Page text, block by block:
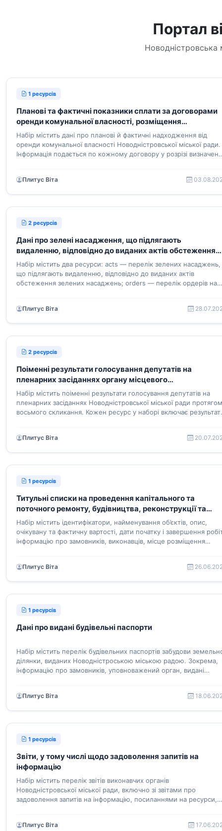
Портал
Новодністровська
1 ресурсів
Планові та фактичні показники сплати за договорами
оренди комунальної власності, розміщення
тимчасових споруд, розміщення рекламних засобів
Новодністровської міської ради
Набір містить дані про планові й фактичні надходження від
оренди комунальної власності Новодністровської міської ради.
Інформація подається по кожному договору у розрізі
Плитус Віта
2 ресурсів
Дані про зелені насадження, що підлягають
видаленню, відповідно до виданих актів обстеження
зелених насаджень Новодністровської міської ради
Набір містить два ресурси: acts — перелік зелених насаджень,
що підлягають видаленню, відповідно до виданих актів
обстеження зелених насаджень; orders — перелік ордерів на
Плитус Віта
2 ресурсів
Поіменні результати голосування депутатів на
пленарних засіданнях органу місцевого
самоврядування – Новодністровської міської ради
Набір містить поіменні результати голосування депутатів на
пленарних засіданнях Новодністровської міської ради протягом
восьмого скликання. Кожен ресурс у наборі включає
Плитус Віта
1 ресурсів
Титульні списки на проведення капітального та
поточного ремонту, будівництва, реконструкції та
благоустрою Новодністровської міської ради
Набір містить ідентифікатори, найменування об’єктів, опис,
очікувану та фактичну вартості, дати початку і завершення
інформацію про замовників, виконавців, місце розміщення
Плитус Віта
1 ресурсів
Дані про видані будівельні паспорти
Набір містить перелік будівельних паспортів забудови
ділянки, виданих Новодністроською міською радою. Зокрема,
інформацію про замовників, уповноважений орган, видані
Плитус Віта
1 ресурсів
Звіти, у тому числі щодо задоволення запитів на
інформацію
Набір містить перелік звітів виконавчих органів
Новодністровської міської ради, включно зі звітами про
задоволення запитів на інформацію, посиланнями на ресурси,
Плитус Віта